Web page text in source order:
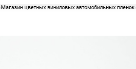
Магазин цветных виниловых автомобильных пленок